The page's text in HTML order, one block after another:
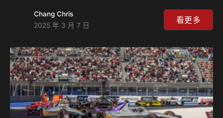
求，更兼具靈活操控與舒適駕馭體驗，完美契合都會生活的多
面需求，敬邀即刻體驗。 台灣奧迪總裁安薩瑞 (Rahil Ansari)
迪帶來最新進化的 Audi A3，不僅在外觀與內裝上持續創新，
更融入更加智慧的駕駛輔助，為都會生活打造更便利的駕馭體
驗，敬邀全台車迷朋友親臨體驗。」 前衛創新的風尚引領…
Chang Chris
2025 年 3 月 7 日
看更多